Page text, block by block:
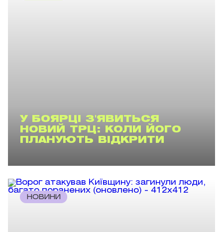
У БОЯРЦІ З'ЯВИТЬСЯ
НОВИЙ ТРЦ: КОЛИ ЙОГО
ПЛАНУЮТЬ ВІДКРИТИ
НОВИНИ